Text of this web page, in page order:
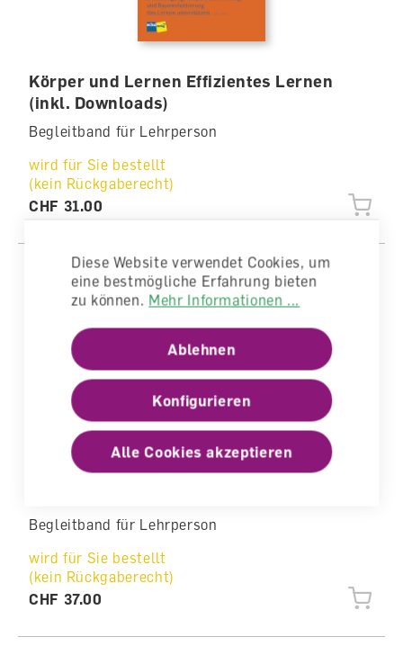
Körper und Lernen Effizientes Lernen
(inkl. Downloads)
Begleitband für Lehrperson
wird für Sie bestellt
(kein Rückgaberecht)
CHF 31.00
Begleitband für Lehrperson
wird für Sie bestellt
(kein Rückgaberecht)
CHF 37.00
Diese Website verwendet Cookies, um
eine bestmögliche Erfahrung bieten
zu können. Mehr Informationen ...
Ablehnen
Konfigurieren
Alle Cookies akzeptieren